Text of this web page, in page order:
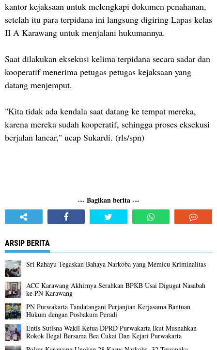
kantor kejaksaan untuk melengkapi dokumen penahanan,
setelah itu para terpidana ini langsung digiring Lapas kelas
II A Karawang untuk menjalani hukumannya.
Saat dilakukan eksekusi kelima terpidana secara sadar dan
kooperatif menerima petugas petugas kejaksaan yang
datang menjemput.
"Kita tidak ada kendala saat datang ke tempat mereka,
karena mereka sudah kooperatif, sehingga proses eksekusi
berjalan lancar," ucap Sukardi. (rls/spn)
--- Bagikan berita ---
ARSIP BERITA
Sri Rahayu Tegaskan Bahaya Narkoba yang Memicu Kriminalitas ‎
ACC Karawang Akhirnya Serahkan BPKB Usai Digugat Nasabah
ke PN Karawang
PN Purwakarta Tandatangani Perjanjian Kerjasama Bantuan
Hukum dengan Posbakum Peradi
Entis Sutisna Wakil Ketua DPRD Purwakarta Ikut Musnahkan
Rokok Ilegal Bersama Bea Cukai Dan Kejari Purwakarta